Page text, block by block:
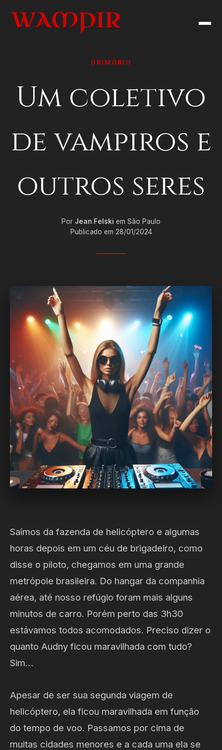
GRIMÓRIO
Um coletivo
de vampiros e
outros seres
Por Jean Felski em São Paulo
Publicado em 28/01/2024
Saímos da fazenda de helicóptero e algumas
horas depois em um céu de brigadeiro, como
disse o piloto, chegamos em uma grande
metrópole brasileira. Do hangar da companhia
aérea, até nosso refúgio foram mais alguns
minutos de carro. Porém perto das 3h30
estávamos todos acomodados. Preciso dizer o
quanto Audny ficou maravilhada com tudo?
Sim…
Apesar de ser sua segunda viagem de
helicóptero, ela ficou maravilhada em função
do tempo de voo. Passamos por cima de
muitas cidades menores e a cada uma ela se